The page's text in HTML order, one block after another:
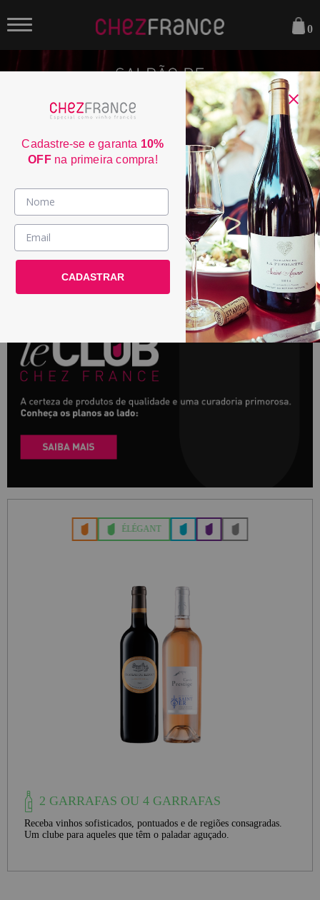
Vinhos >
País / Região >
Le Club >
0
2 GARRAFAS OU 4 GARRAFAS
Receba vinhos sofisticados, pontuados e de regiões consagradas.
Um clube para aqueles que têm o paladar aguçado.
ÉLÉGANT
Cadastre-se e garanta 10%
OFFna primeira compra!
CADASTRAR